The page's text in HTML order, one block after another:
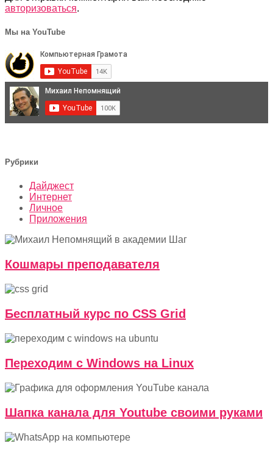
авторизоваться.
Мы на YouTube
Рубрики
Дайджест
Интернет
Личное
Приложения
Кошмары преподавателя
Бесплатный курс по CSS Grid
Переходим с Windows на Linux
Шапка канала для Youtube своими руками